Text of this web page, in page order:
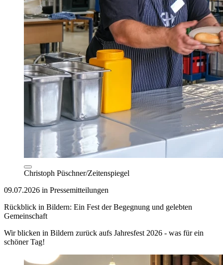
Christoph Püschner/Zeitenspiegel
09.07.2026 in Pressemitteilungen
Rückblick in Bildern: Ein Fest der Begegnung und gelebten
Gemeinschaft
Wir blicken in Bildern zurück aufs Jahresfest 2026 - was für ein
schöner Tag!